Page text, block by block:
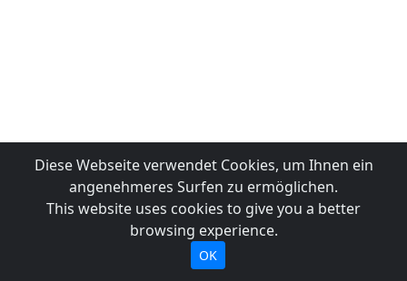
Diese Webseite verwendet Cookies, um Ihnen ein
angenehmeres Surfen zu ermöglichen.
This website uses cookies to give you a better
browsing experience.
OK